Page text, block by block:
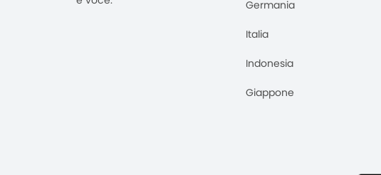
Germania
Italia
Indonesia
Giappone